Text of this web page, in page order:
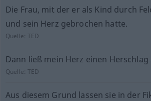
Die Frau, mit der er als Kind durch
und sein Herz gebrochen hatte.
Quelle:TED
Dann ließ mein Herz einen Herschlag
Quelle:TED
Aus diesem Grund lassen sie in der